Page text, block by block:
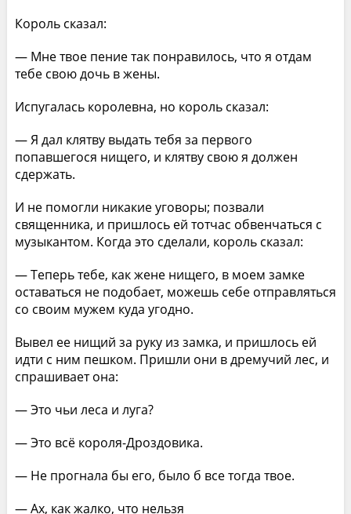
Король сказал:
— Мне твое пение так понравилось, что я отдам
тебе свою дочь в жены.
Испугалась королевна, но король сказал:
— Я дал клятву выдать тебя за первого
попавшегося нищего, и клятву свою я должен
сдержать.
И не помогли никакие уговоры; позвали
священника, и пришлось ей тотчас обвенчаться с
музыкантом. Когда это сделали, король сказал:
— Теперь тебе, как жене нищего, в моем замке
оставаться не подобает, можешь себе отправляться
со своим мужем куда угодно.
Вывел ее нищий за руку из замка, и пришлось ей
идти с ним пешком. Пришли они в дремучий лес, и
спрашивает она:
— Это чьи леса и луга?
— Это всё короля-Дроздовика.
— Не прогнала бы его, было б все тогда твое.
— Ах, как жалко, что нельзя